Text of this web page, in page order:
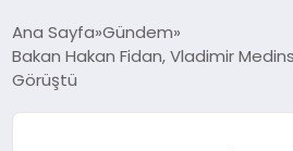
DÜNYA
Ana Sayfa Gündem
Bakan Hakan Fidan, Vladimir
Görüştü